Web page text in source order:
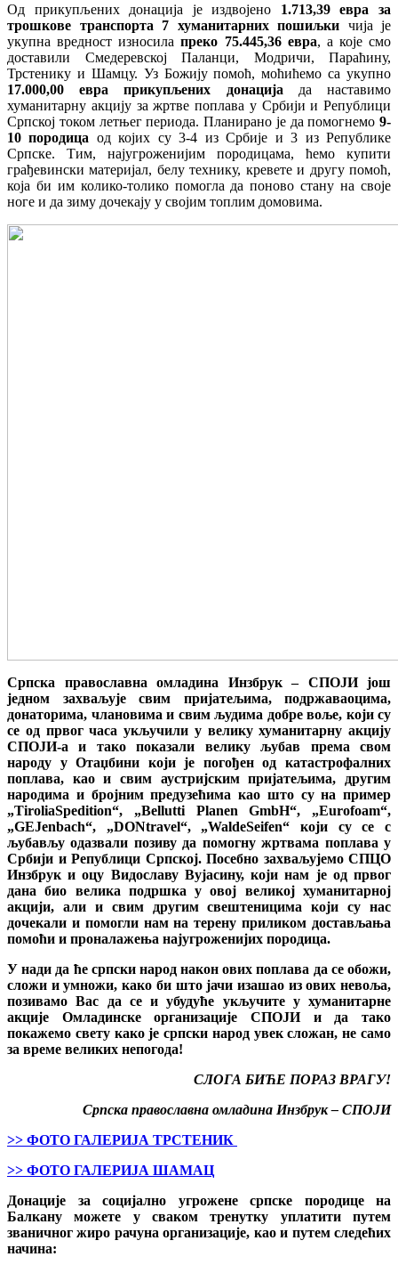
Од прикупљених донација је издвојено 1.713,39 евра за
трошкове транспорта 7 хуманитарних пошиљки чија је
укупна вредност износилапреко 75.445,36 евра, а које смо
доставили Смедеревској Паланци, Модричи, Параћину,
Трстенику и Шамцу. Уз Божију помоћ, моћићемо са укупно
17.000,00 евра прикупљених донација да наставимо
хуманитарну акцију за жртве поплава у Србији и Републици
Српској током летњег периода. Планирано је да помогнемо 9-
10 породица од којих су 3-4 из Србије и 3 из Републике
Српске. Тим, најугроженијим породицама, ћемо купити
грађевински материјал, белу технику, кревете и другу помоћ,
која би им колико-толико помогла да поново стану на своје
ноге и да зиму дочекају у својим топлим домовима.
Српска православна омладина Инзбрук – СПОЈИ још
једном захваљује свим пријатељима, подржаваоцима,
донаторима, члановима и свим људима добре воље, који су
се од првог часа укључили у велику хуманитарну акцију
СПОЈИ-а и тако показали велику љубав према свом
народу у Отаџбини који је погођен од катастрофалних
поплава, као и свим аустријским пријатељима, другим
народима и бројним предузећима као што су на пример
„TiroliaSpedition“, „Bellutti Planen GmbH“, „Eurofoam“,
„GEJenbach“, „DONtravel“, „WaldeSeifen“ који су се с
љубављу одазвали позиву да помогну жртвама поплава у
Србији и Републици Српској. Посебно захваљујемо СПЦО
Инзбрук и оцу Видославу Вујасину, који нам је од првог
дана био велика подршка у овој великој хуманитарној
акцији, али и свим другим свештеницима који су нас
дочекали и помогли нам на терену приликом достављања
помоћи и проналажења најугроженијих породица.
У нади да ће српски народ након ових поплава да се обожи,
сложи и умножи, како би што јачи изашао из ових невоља,
позивамо Вас да се и убудуће укључите у хуманитарне
акције Омладинске организације СПОЈИ и да тако
покажемо свету како је српски народ увек сложан, не само
за време великих непогода!
СЛОГА БИЋЕ ПОРАЗ ВРАГУ!
Српска православна омладина Инзбрук – СПОЈИ
>> ФОТО ГАЛЕРИЈА ТРСТЕНИК
>> ФОТО ГАЛЕРИЈА ШАМАЦ
Донације за социјално угрожене српске породице на
Балкану можете у сваком тренутку уплатити путем
званичног жиро рачуна организације, као и путем следећих
начина: